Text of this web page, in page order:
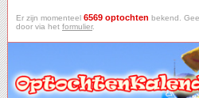
Er zijn momenteel 6569 optochten bekend.
door via het formulier.